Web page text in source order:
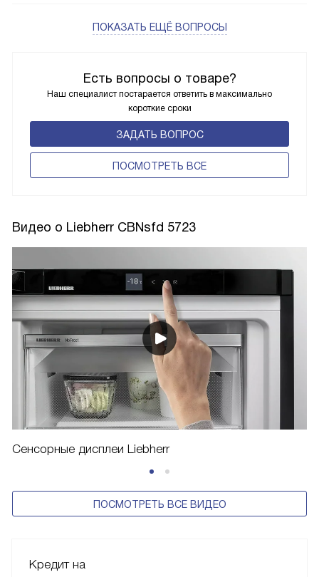
Есть вопросы о товаре?
Наш специалист постарается ответить в максимально
короткие сроки
ЗАДАТЬ ВОПРОС
ПОCМОТРЕТЬ ВСЕ
ПОКАЗАТЬ ЕЩЁ ВОПРОСЫ
Видео о Liebherr CBNsfd 5723
Сенсорные дисплеи Liebherr
ПОСМОТРЕТЬ ВСЕ ВИДЕО
Кредит на